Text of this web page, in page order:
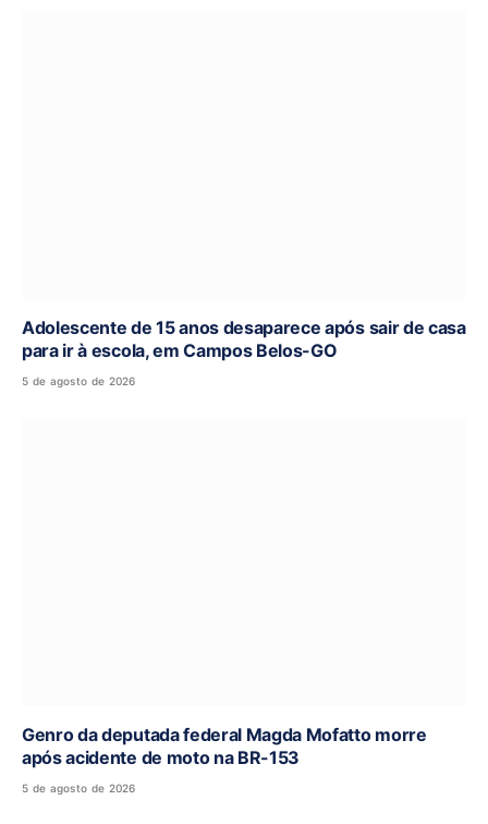
Adolescente de 15 anos desaparece após sair de casa
para ir à escola, em Campos Belos-GO
5 de agosto de 2026
Genro da deputada federal Magda Mofatto morre
após acidente de moto na BR-153
5 de agosto de 2026